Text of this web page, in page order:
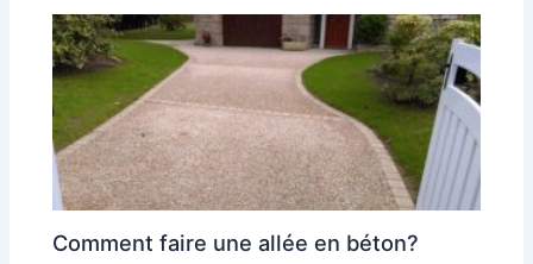
Comment faire une allée en béton?